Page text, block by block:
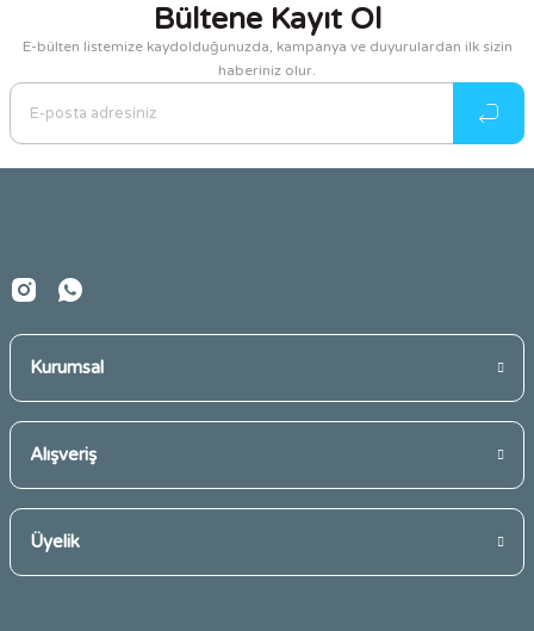
Görüş ve önerileriniz için teşekkür ederiz.
Ürün resmi kalitesiz, bozuk veya görüntülenemiyor.
Ürün açıklamasında eksik bilgiler bulunuyor.
Ürün bilgilerinde hatalar bulunuyor.
Bültene Kayıt Ol
E-bülten listemize kaydolduğunuzda, kampanya ve duyurulardan ilk sizin
haberiniz olur.
Kurumsal
Alışveriş
Üyelik